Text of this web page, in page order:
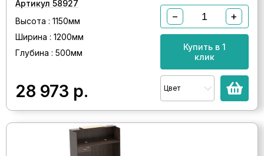
Артикул 58927
Высота : 1150мм
Ширина : 1200мм
Глубина : 500мм
28 973 р.
− +
Купить в 1
клик
Цвет